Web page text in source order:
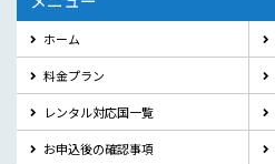
ホーム
料金プラン
レンタル対応国一覧
お申込後の確認事項